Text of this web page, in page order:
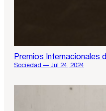
Premios Internacionales
Sociedad — Jul 24, 2024